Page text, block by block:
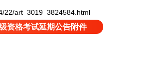
art_3019_3824584.html
资格考试延期公告附件